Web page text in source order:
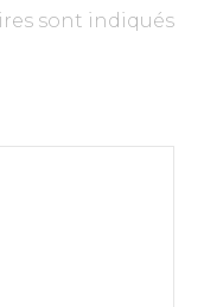
sont indiqués